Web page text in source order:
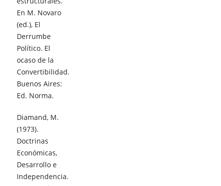
En M. Novaro
(ed.), El
Derrumbe
Político. El
ocaso de la
Convertibilidad.
Buenos Aires:
Ed. Norma.
Diamand, M.
(1973).
Doctrinas
Económicas,
Desarrollo e
Independencia.